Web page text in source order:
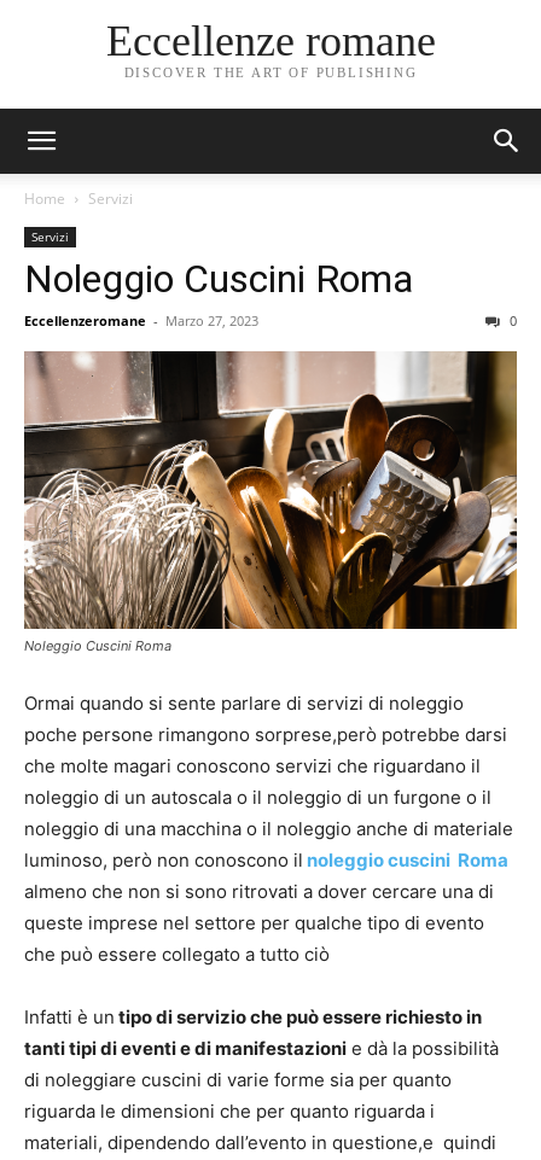
Eccellenze romane
DISCOVER THE ART OF PUBLISHING
Home Servizi
Servizi
Noleggio Cuscini Roma
Eccellenzeromane - Marzo 27, 2023 0
Noleggio Cuscini Roma
Ormai quando si sente parlare di servizi di noleggio
poche persone rimangono sorprese,però potrebbe darsi
che molte magari conoscono servizi che riguardano il
noleggio di un autoscala o il noleggio di un furgone o il
noleggio di una macchina o il noleggio anche di materiale
luminoso, però non conoscono il noleggio cuscini Roma
almeno che non si sono ritrovati a dover cercare una di
queste imprese nel settore per qualche tipo di evento
che può essere collegato a tutto ciò
Infatti è un tipo di servizio che può essere richiesto in
tanti tipi di eventi e di manifestazioni e dà la possibilità
di noleggiare cuscini di varie forme sia per quanto
riguarda le dimensioni che per quanto riguarda i
materiali, dipendendo dall’evento in questione,e quindi